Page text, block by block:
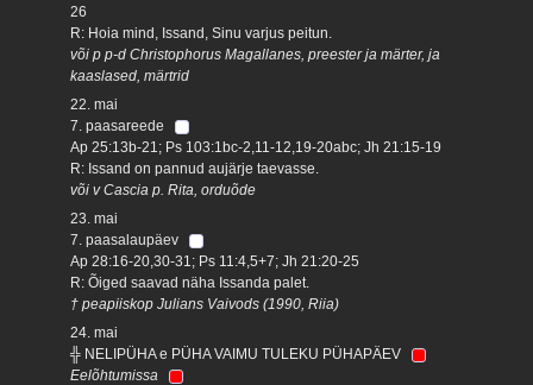
26
R: Hoia mind, Issand, Sinu varjus peitun.
või p p-d Christophorus Magallanes, preester ja märter, ja
kaaslased, märtrid
22. mai
7. paasareede
Ap 25:13b-21; Ps 103:1bc-2,11-12,19-20abc; Jh 21:15-19
R: Issand on pannud aujärje taevasse.
või v Cascia p. Rita, orduõde
23. mai
7. paasalaupäev
Ap 28:16-20,30-31; Ps 11:4,5+7; Jh 21:20-25
R: Õiged saavad näha Issanda palet.
† peapiiskop Julians Vaivods (1990, Riia)
24. mai
╬ NELIPÜHA e PÜHA VAIMU TULEKU PÜHAPÄEV
Eelõhtumissa